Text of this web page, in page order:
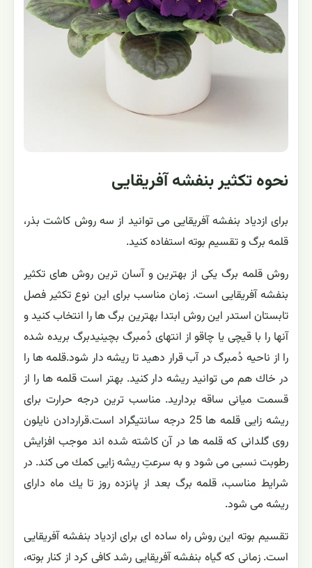
نحوه تکثیر بنفشه آفریقایی
برای ازدیاد بنفشه آفریقایی می توانید از سه روش كاشت بذر،
قلمه برگ و تقسیم بوته استفاده كنید.
روش قلمه برگ یكی از بهترین و آسان ترین روش های تكثیر
بنفشه آفریقایی است. زمان مناسب برای این نوع تكثیر فصل
تابستان استدر این روش ابتدا بهترین برگ ها را انتخاب كنید و
آنها را با قیچی یا چاقو از انتهای دُمبرگ بچینیدبرگ بریده شده
را از ناحیه دُمبرگ در آب قرار دهید تا ریشه دار شود.قلمه ها را
در خاك هم می توانید ریشه دار كنید. بهتر است قلمه ها را از
قسمت میانی ساقه بردارید. مناسب ترین درجه حرارت برای
ریشه زایی قلمه ها 25 درجه سانتیگراد است.قراردادن نایلون
روی گلدانی كه قلمه ها در آن كاشته شده اند موجب افزایش
رطوبت نسبی می شود و به سرعتِ ریشه زایی كمك می كند. در
شرایط مناسب، قلمه برگ بعد از پانزده روز تا یك ماه دارای
ریشه می شود.
تقسیم بوته این روش راه ساده ای برای ازدیاد بنفشه آفریقایی
است. زمانی كه گیاه بنفشه آفریقایی رشد كافی كرد از كنار بوته،